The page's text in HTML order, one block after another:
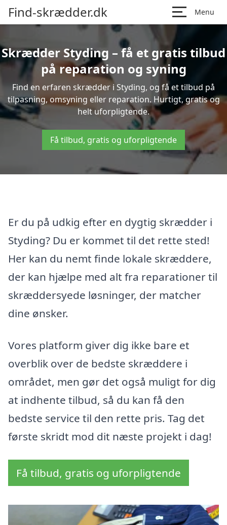
Find-skrædder.dk Menu
Skrædder Styding – få et gratis tilbud
på reparation og syning
Find en erfaren skrædder i Styding, og få et tilbud på
tilpasning, omsyning eller reparation. Hurtigt, gratis og
helt uforpligtende.
Få tilbud, gratis og uforpligtende
Er du på udkig efter en dygtig skrædder i
Styding? Du er kommet til det rette sted!
Her kan du nemt finde lokale skræddere,
der kan hjælpe med alt fra reparationer til
skræddersyede løsninger, der matcher
dine ønsker.
Vores platform giver dig ikke bare et
overblik over de bedste skræddere i
området, men gør det også muligt for dig
at indhente tilbud, så du kan få den
bedste service til den rette pris. Tag det
første skridt mod dit næste projekt i dag!
Få tilbud, gratis og uforpligtende